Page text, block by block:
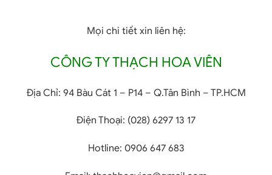
Mọi chi tiết xin liên hệ:
CÔNG TY THẠCH HOA VIÊN
Địa Chỉ: 94 Bàu Cát 1 – P14 – Q.Tân Bình – TP.HCM
Điện Thoại: (028) 6297 13 17
Hotline: 0906 647 683